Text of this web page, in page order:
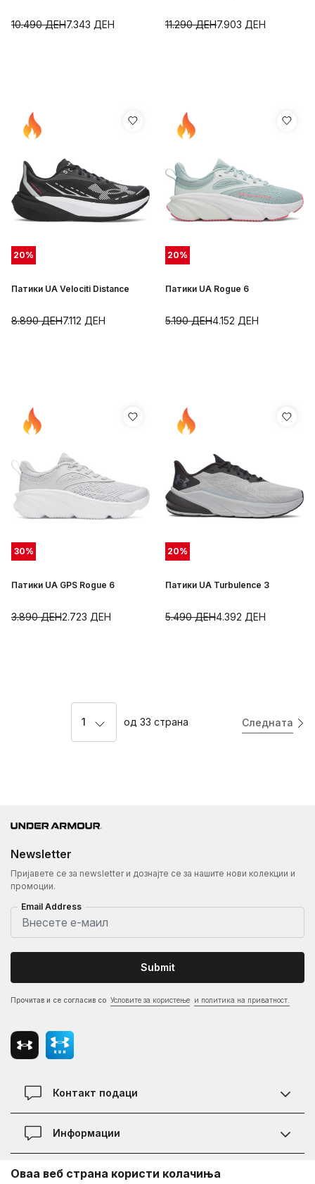
7.343 ДЕН
10.490ДЕН 7.903 ДЕН
11.290ДЕН
20%
Патики UA Velociti Distance
7.112 ДЕН
8.890ДЕН
20%
Патики UA Rogue 6
4.152 ДЕН
5.190ДЕН
30%
Патики UA GPS Rogue 6
2.723 ДЕН
3.890ДЕН
20%
Патики UA Turbulence 3
4.392 ДЕН
5.490ДЕН
1 од 33 страна Следната
Newsletter
Пријавете се за newsletter и дознајте се за нашите нови колекции и
промоции.
Email Address
Submit
Прочитав и се согласив со Условите за користење и политика на приватност.
Контакт подаци
Контакт
Информации
Информации за Under Armour
Оваа веб страна користи колачиња